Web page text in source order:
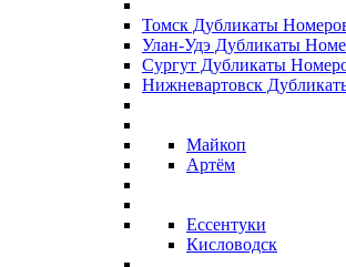
Томск Дубликаты
Улан-Удэ Дубликаты
Сургут Дубликаты
Нижневартовск
Майкоп
Артём
Ессентуки
Кисловодск